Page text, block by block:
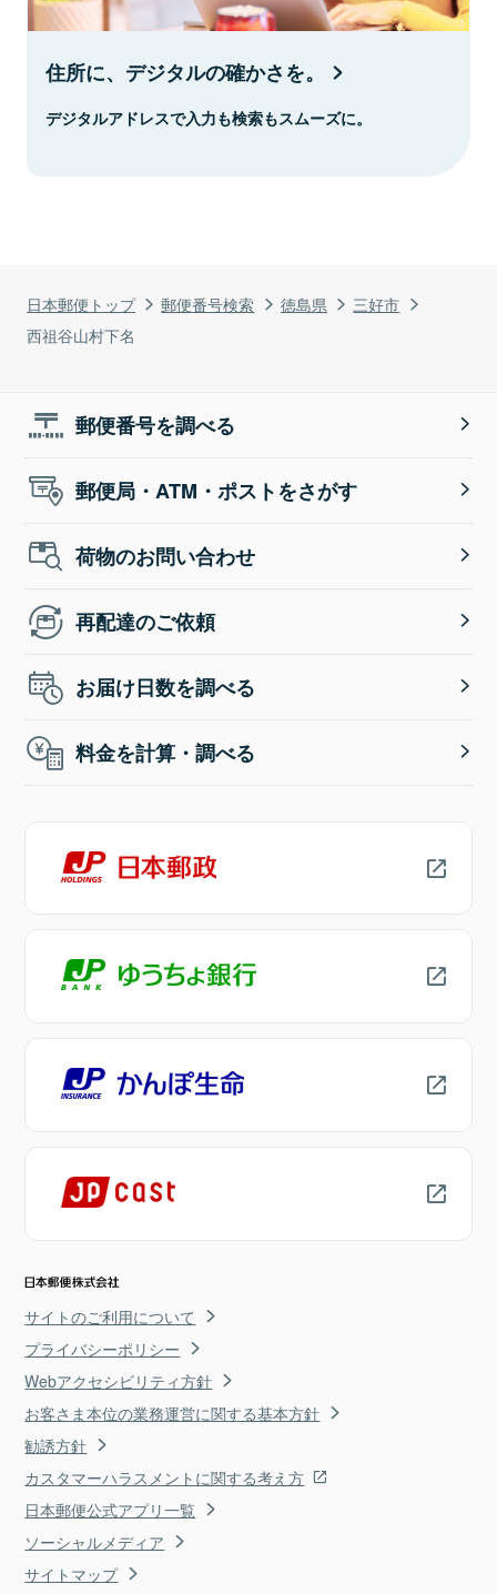
日本郵便トップ 郵便番号検索 徳島県
三好市
西祖谷山村下名
住所に、デジタルの確かさを。
デジタルアドレスで入力も検索もスムーズに。
郵便番号を調べる
郵便局・ATM・ポストをさがす
荷物のお問い合わせ
再配達のご依頼
お届け日数を調べる
料金を計算・調べる
サイトのご利用について
プライバシーポリシー
Webアクセシビリティ方針
お客さま本位の業務運営に関する基本方針
勧誘方針
カスタマーハラスメントに関する考え方
日本郵便公式アプリ一覧
ソーシャルメディア
サイトマップ